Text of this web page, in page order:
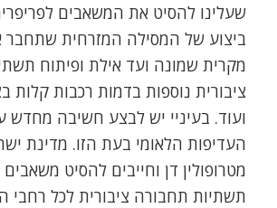
שעלינו להסיט את המשאבים
ביצוע של המסילה המזרחית שתחבר
מקרית שמונה ועד אילת ופיתוח
ציבורית נוספות בדמות רכבות קלות
ועוד. בעיניי יש לבצע חשיבה מחדש
העדיפות הלאומי בעת הזו. מדינת
מטרופולין דן וחייבים להסיט משאבים
תשתיות תחבורה ציבורית לכל רחבי